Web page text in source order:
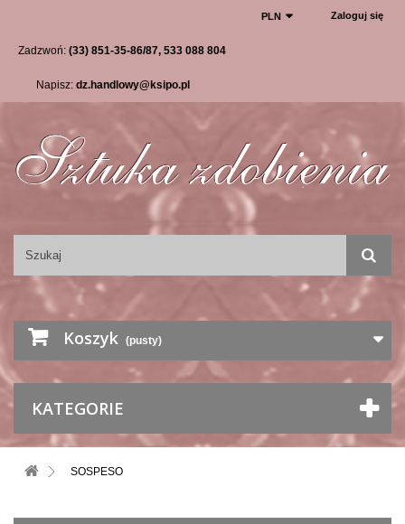
Zaloguj się
PLN
Zadzwoń: (33) 851-35-86/87, 533 088 804
Napisz: dz.handlowy@ksipo.pl
Koszyk (pusty)
KATEGORIE
SOSPESO